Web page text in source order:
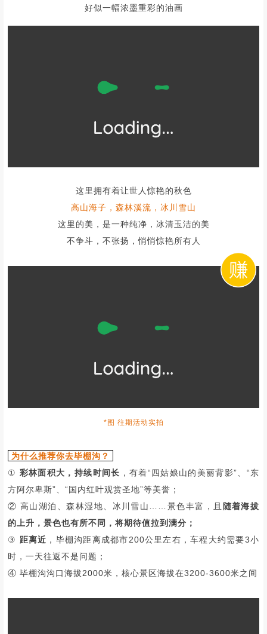
好似一幅浓墨重彩的油画
这里拥有着让世人惊艳的秋色
高山海子，森林溪流，冰川雪山
这里的美，是一种纯净，冰清玉洁的美
不争斗，不张扬，悄悄惊艳所有人
*图 往期活动实拍
为什么推荐你去毕棚沟？
① 彩林面积大，持续时间长 ，有着“四姑娘山的美丽背影”、“东
方阿尔卑斯”、“国内红叶观赏圣地”等美誉；
② 高山湖泊、森林湿地、冰川雪山……景色丰富，且 随着海拔
的上升，景色也有所不同，将期待值拉到满分；
③ 距离近 ，毕棚沟距离成都市200公里左右，车程大约需要3小
时，一天往返不是问题；
④ 毕棚沟沟口海拔2000米，核心景区海拔在3200-3600米之间